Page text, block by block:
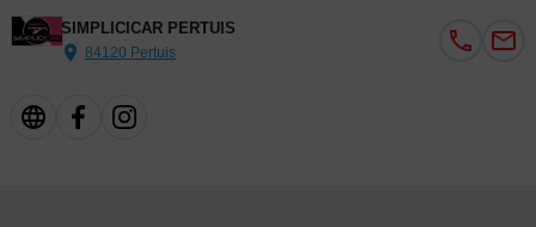
SIMPLICICAR PERTUIS
84120 Pertuis